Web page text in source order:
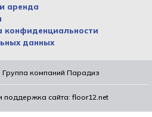
аренда
конфиденциальности
данных
Группа компаний Парадиз
поддержка сайта: floor12.net